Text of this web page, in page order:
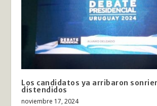
Los candidatos ya arribaron
distendidos
noviembre 17, 2024